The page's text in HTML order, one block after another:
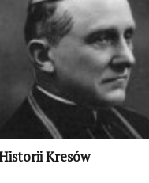
Kresów